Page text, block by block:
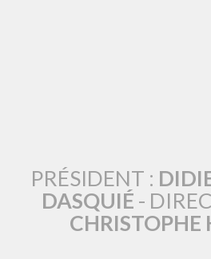
PRÉSIDENT :
DASQUIÉ -
CHRISTOPHE